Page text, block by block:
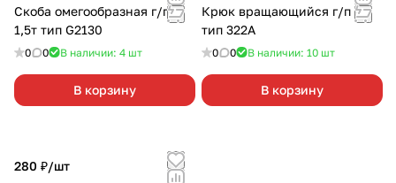
Скоба омегообразная г/п
1,5т тип G2130
0 0 В наличии: 4 шт
В корзину
Крюк вращающийся г/п 3т
тип 322А
0 0 В наличии: 10 шт
В корзину
280 ₽/шт